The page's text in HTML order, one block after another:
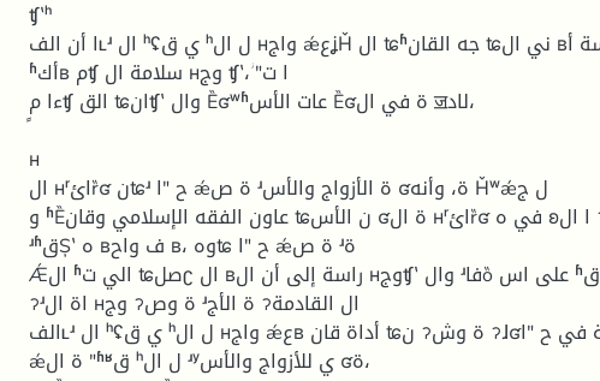
ʧʽʰ
ا أن الفʟʴ ال ʰʢي ق ʰل ال ʜواج ǽعʝȞ ال ʨʱجه القان ʨني ال ʙراسة أ ǽʹ لل
ʱأكʙ مʧ سلامة ال ʜوج ʧʽ، ؗʺا ت
ءا مʧ الق ʨانʧʽ وال Ȅʛʷʱعات الأس Ȅʛة في ال ॼلاد،
ʜ
ال ʜʳائȑʛ نʨʴ ح ʺا ǽة ص ʴة الأزواج والأس ʛة، وأنه Ȟʷǽل ج
و ʱȄعاون الفقه الإسلامي وقان ʨن الأس ʛة ال ʜʳائȑʛ في ه ʚا ال ॽʶاق ل
ʴʱقȘʽ ه ʙف واح ʙ، وهʨ ح ʺا ǽة ص ʴة
Ǽال ʱالي ت ʨصلʗ ال ʙراسة إلى أن ال ʜوجʧʽ وال ʴفاȍ على اس ʱق ʛار ال
ॽʴاة ال ʜوج ॽة وص ʴة الأج ॽال القادمة
الفʟʴ ال ʰʢي ق ʰل ال ʜواج ǽعʙ أداة قان ʨن ॽة وش ॽɺʛة هامة في ح ʺا
ǽة ال ʺʱʶق ʰل ال ʴʸي للأزواج والأس ʛة،